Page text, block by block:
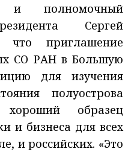
и полномочный
Сергей
что приглашение
СО РАН в Большую
для изучения
полуострова
образец
и бизнеса для всех
и российских. «Это